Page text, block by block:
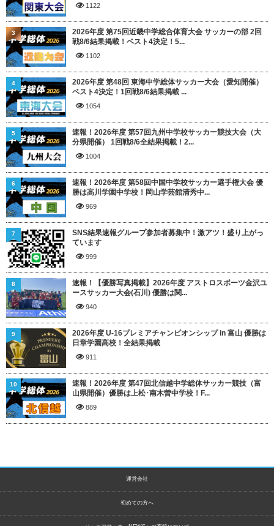
1122
2026年度 第75回近畿中学総合体育大会 サッカーの部 2回
戦8/6結果掲載！ベスト4決定！5...
1102
3
2026年度 第48回 東海中学総体サッカー大会（愛知開催）
ベスト4決定！1回戦8/6結果掲載 ...
1054
4
速報！2026年度 第57回九州中学校サッカー競技大会（大
分県開催） 1回戦8/6全結果掲載！2...
1004
5
速報！2026年度 第58回中国中学校サッカー選手権大会 優
勝は高川学園中学校！岡山学芸館清秀中...
969
6
SNS結果速報グループ参加者募集中！激アツ！盛り上がっ
ています
999
7
速報！【優勝写真掲載】2026年度 アストロスポーツ金沢ユ
ースサッカー大会(石川) 優勝は関...
940
8
2026年度 U-16プレミアチャンピオンシップ in 富山 優勝は
日章学園高校！全結果掲載
911
9
速報！2026年度 第47回北信越中学総体サッカー競技（富
山県開催）優勝は上松･南木曽中学校！F...
889
10
運営会社
初めての方へ